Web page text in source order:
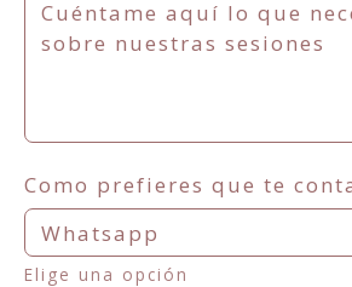
Como prefieres que te
Elige una opción